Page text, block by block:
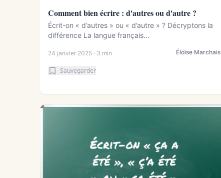
Comment bien écrire : d'autres ou d'autre ?
Écrit-on « d’autres » ou « d’autre » ? Décryptons la
différence La langue français...
24 janvier 2025 · 3 min Éloïse Marchais
Sauvegarder